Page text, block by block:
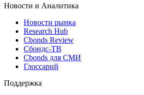
Новости и Аналитика
Новости рынка
Research Hub
Cbonds Review
Сбондс-ТВ
Cbonds для СМИ
Глоссарий
Поддержка